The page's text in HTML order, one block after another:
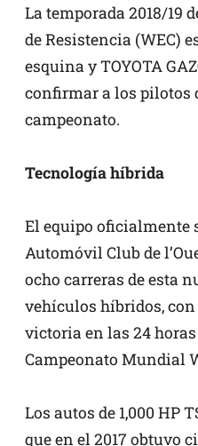
La temporada 2018/19
de Resistencia (WEC)
esquina y TOYOTA
confirmar a los pilotos
campeonato.
Tecnología híbrida
El equipo oficialmente
Automóvil Club de
ocho carreras de esta
vehículos híbridos,
victoria en las 24
Campeonato Mundial
Los autos de 1,000 HP
que en el 2017 obtuvo